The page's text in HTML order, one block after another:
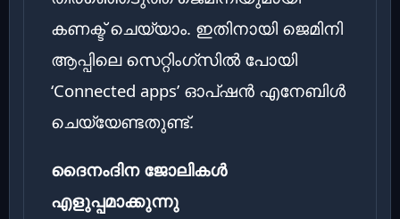
കണക്ട് ചെയ്യാം. ഇതിനായി ജെമിനി
ആപ്പിലെ സെറ്റിംഗ്സിൽ പോയി
‘Connected apps’ ഓപ്ഷൻ എനേബിൾ
ചെയ്യേണ്ടതുണ്ട്.
ദൈനംദിന ജോലികൾ
എളുപ്പമാക്കുന്നു